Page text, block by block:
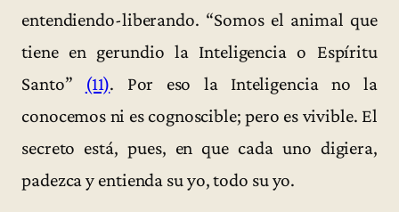
entendiendo-liberando. “Somos el animal que
tiene en gerundio la Inteligencia o Espíritu
Santo” (11). Por eso la Inteligencia no la
conocemos ni es cognoscible; pero es vivible. El
secreto está, pues, en que cada uno digiera,
padezca y entienda su yo, todo su yo.